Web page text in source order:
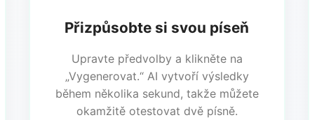
Přizpůsobte si svou píseň
Upravte předvolby a klikněte na
„Vygenerovat.“ AI vytvoří výsledky
během několika sekund, takže můžete
okamžitě otestovat dvě písně.